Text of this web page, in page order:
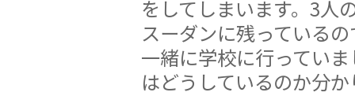
をしてしまいます。3人
スーダンに残っている
一緒に学校に行ってい
はどうしているのか分